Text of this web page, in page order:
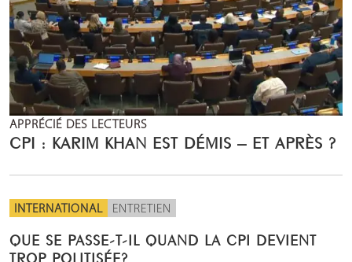
APPRÉCIÉ DES LECTEURS
CPI : KARIM KHAN EST DÉMIS – ET APRÈS ?
INTERNATIONAL ENTRETIEN
QUE SE PASSE-T-IL QUAND LA CPI DEVIENT
TROP POLITISÉE?